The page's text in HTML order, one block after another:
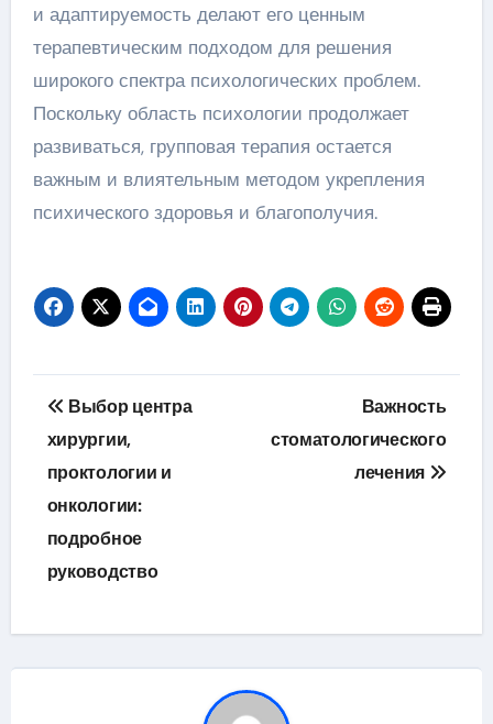
и адаптируемость делают его ценным
терапевтическим подходом для решения
широкого спектра психологических проблем.
Поскольку область психологии продолжает
развиваться, групповая терапия остается
важным и влиятельным методом укрепления
психического здоровья и благополучия.
Навигация
по
записям
Выбор центра
хирургии,
проктологии и
онкологии:
подробное
руководство
Важность
стоматологического
лечения